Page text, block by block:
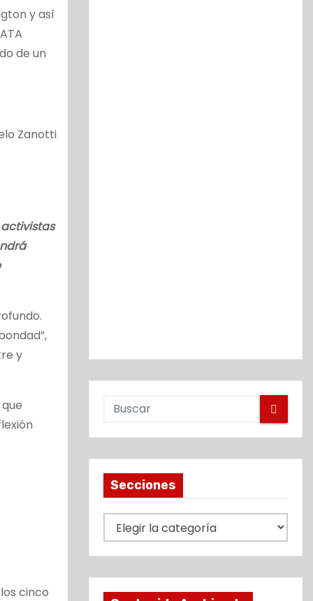
y así
de un
Zanotti
activistas
y
cinco
Secciones
e
c
c